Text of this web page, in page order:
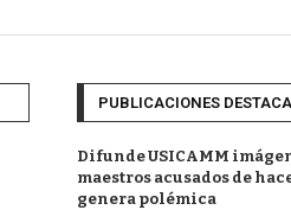
PUBLICACIONES
Difunde USICAMM
maestros acusados de
genera polémica